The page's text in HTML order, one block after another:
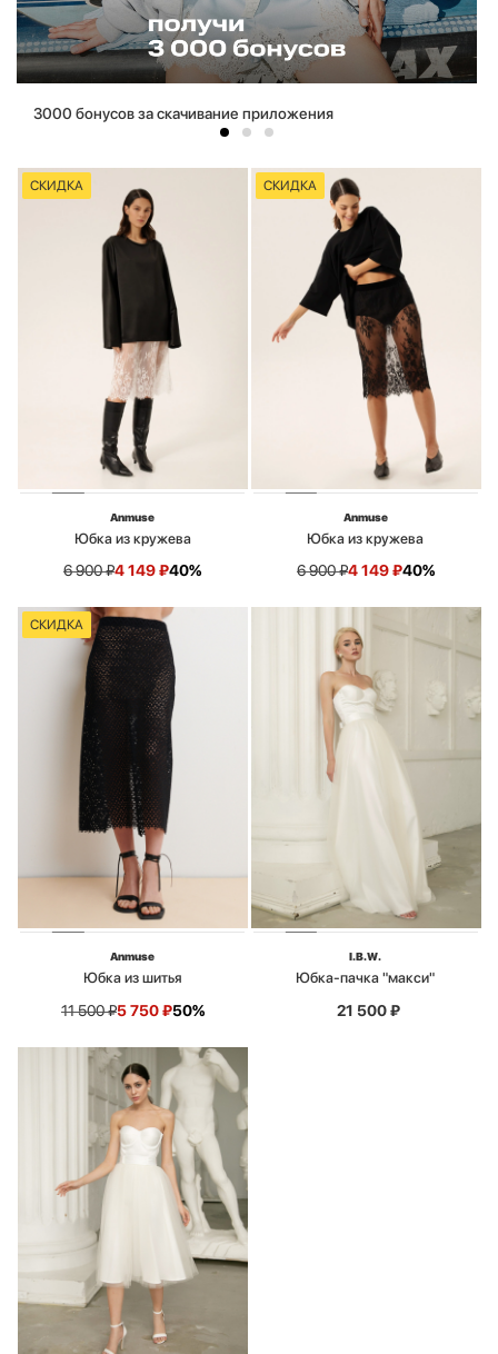
3000 бонусов за скачивание приложения
СКИДКА
Anmuse
Юбка из кружева
6 900₽4 149₽40%
СКИДКА
Anmuse
Юбка из кружева
6 900₽4 149₽40%
СКИДКА
Anmuse
Юбка из шитья
11 500₽5 750₽50%
I.B.W.
Юбка-пачка "макси"
21 500₽